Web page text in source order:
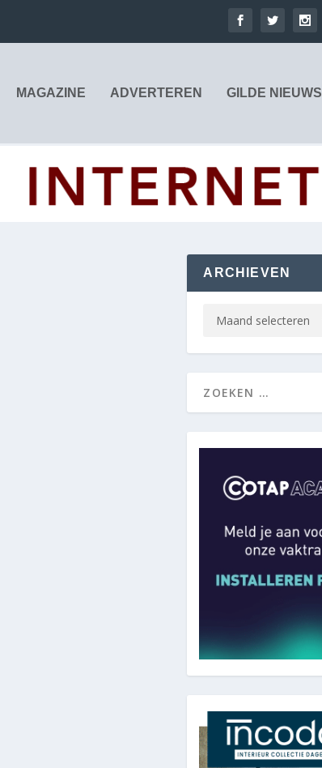
MAGAZINE ADVERTEREN GILDE NIEUWS
ARCHIEVEN